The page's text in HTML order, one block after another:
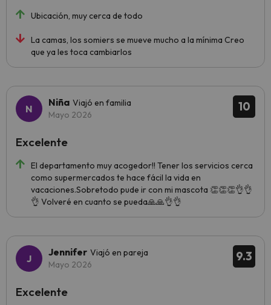
Ubicación, muy cerca de todo
La camas, los somiers se mueve mucho a la mínima Creo
que ya les toca cambiarlos
10
Niña Viajó en familia
Mayo 2026
El departamento muy acogedor!! Tener los servicios cerca
como supermercados te hace fácil la vida en
vacaciones.Sobretodo pude ir con mi mascota 👏👏👏👌👌
👌 Volveré en cuanto se pueda🙏🙏👌👌
Excelente
9.3
Jennifer Viajó en pareja
Mayo 2026
Excelente